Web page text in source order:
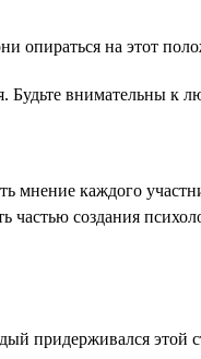
опираться на этот
Будьте внимательны
мнение каждого
создания
придерживался этой